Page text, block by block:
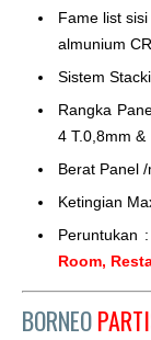
Fame list
almunium
Sistem
Rangka
4 T.0,8mm &
Berat Panel
Ketingian
Peruntukan :
Room,
BORNEO